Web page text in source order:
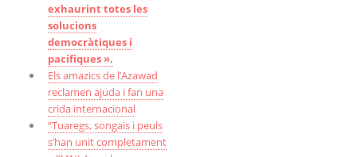
exhaurint totes les
solucions
democràtiques i
pacifiques ».
Els amazics de l’Azawad
reclamen ajuda i fan una
crida internacional
“Tuaregs, songais i peuls
s’han unit completament